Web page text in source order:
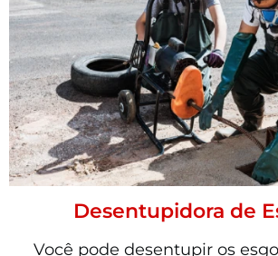
Desentupidora de
Você pode desentupir os